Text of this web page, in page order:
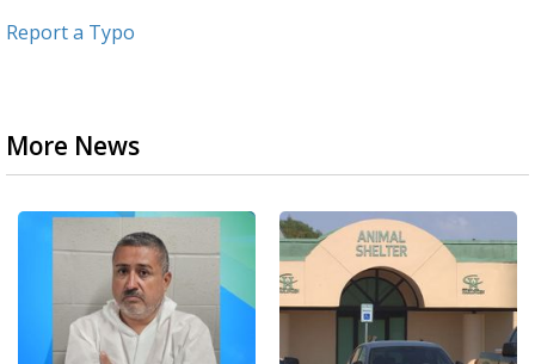
Report a Typo
More News